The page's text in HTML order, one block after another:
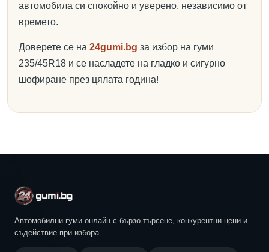
автомобила си спокойно и уверено, независимо от
времето.
Доверете се на 24gumi.bg за избор на гуми
235/45R18 и се насладете на гладко и сигурно
шофиране през цялата година!
Автомобилни гуми онлайн с бързо търсене, конкурентни цени и
съдействие при избора.